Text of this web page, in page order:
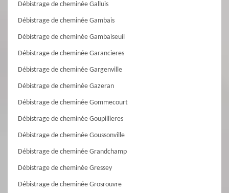
Débistrage de cheminée Galluis
Débistrage de cheminée Gambais
Débistrage de cheminée Gambaiseuil
Débistrage de cheminée Garancieres
Débistrage de cheminée Gargenville
Débistrage de cheminée Gazeran
Débistrage de cheminée Gommecourt
Débistrage de cheminée Goupillieres
Débistrage de cheminée Goussonville
Débistrage de cheminée Grandchamp
Débistrage de cheminée Gressey
Débistrage de cheminée Grosrouvre